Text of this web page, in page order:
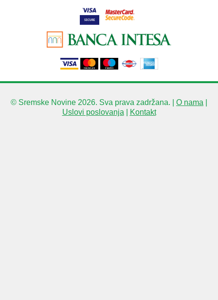
© Sremske Novine 2026. Sva prava zadržana. | O nama
Uslovi poslovanja
Kontakt